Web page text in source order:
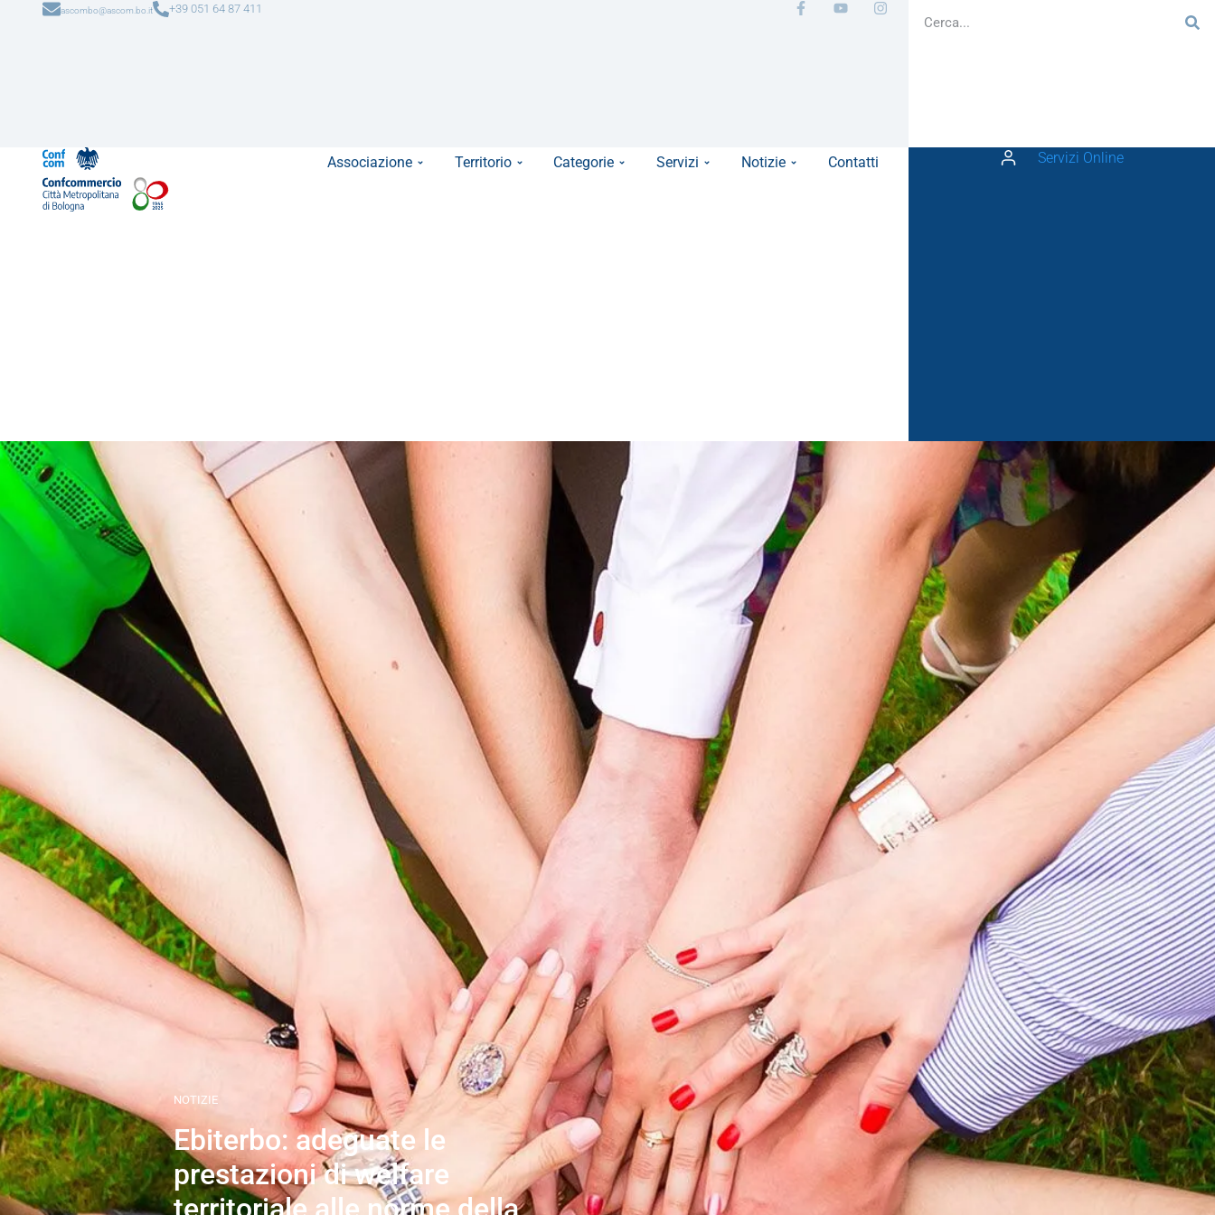
ascombo@ascom.bo.it +39 051 64 87 411
Associazione Territorio Categorie Servizi Notizie Contatti Servizi Online
NOTIZIE
Ebiterbo: adeguate le
prestazioni di welfare